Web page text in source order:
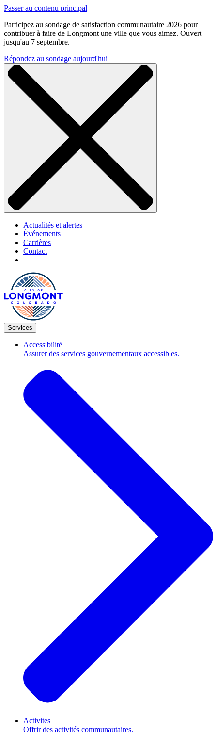
Passer au contenu principal
Participez au sondage de satisfaction communautaire 2026 pour
contribuer à faire de Longmont une ville que vous aimez. Ouvert
jusqu'au 7 septembre.
Répondez au sondage aujourd'hui
Actualités et alertes
Événements
Carrières
Contact
Services
Accessibilité
Assurer des services gouvernementaux accessibles.
Activités
Offrir des activités communautaires.